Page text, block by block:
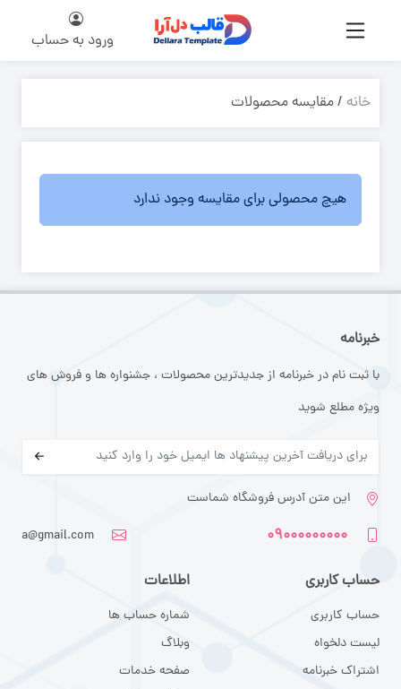
ورود به حساب
خانه / مقایسه محصولات
هیچ محصولی برای مقایسه وجود ندارد
خبرنامه
با ثبت نام در خبرنامه از جدیدترین محصولات ، جشنواره ها و فروش های
ویژه مطلع شوید
این متن آدرس فروشگاه شماست
۰۹۰۰۰۰۰۰۰۰۰ a@gmail.com
حساب کاربری
حساب کاربری
لیست دلخواه
اشتراک خبرنامه
اطلاعات
شماره حساب ها
وبلاگ
صفحه خدمات